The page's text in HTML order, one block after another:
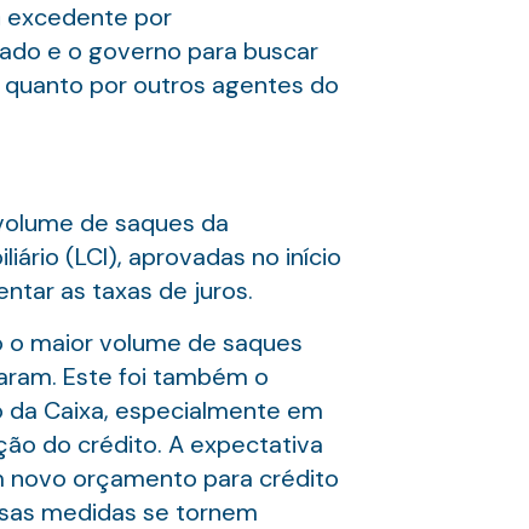
excedente por
e o governo para buscar
por outros agentes do
de saques da
(LCI), aprovadas no início
as taxas de juros.
maior volume de saques
Este foi também o
Caixa, especialmente em
do crédito. A expectativa
novo orçamento para crédito
medidas se tornem